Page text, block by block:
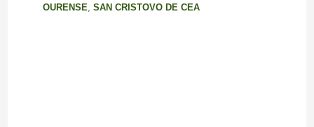
OURENSE, SAN CRISTOVO DE CEA